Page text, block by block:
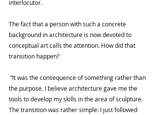
interlocutor.
The fact that a person with such a concrete
background in architecture is now devoted to
conceptual art calls the attention. How did that
transition happen?
the purpose. I believe architecture gave me the
tools to develop my skills in the area of sculpture.
The transition was rather simple: I just followed